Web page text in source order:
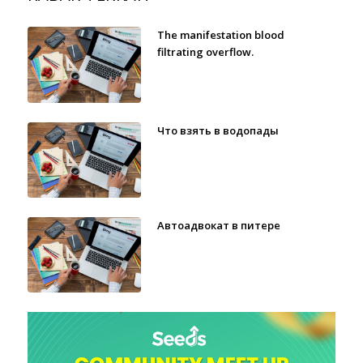
The manifestation blood
filtrating overflow.
Что взять в водопады
Автоадвокат в питере